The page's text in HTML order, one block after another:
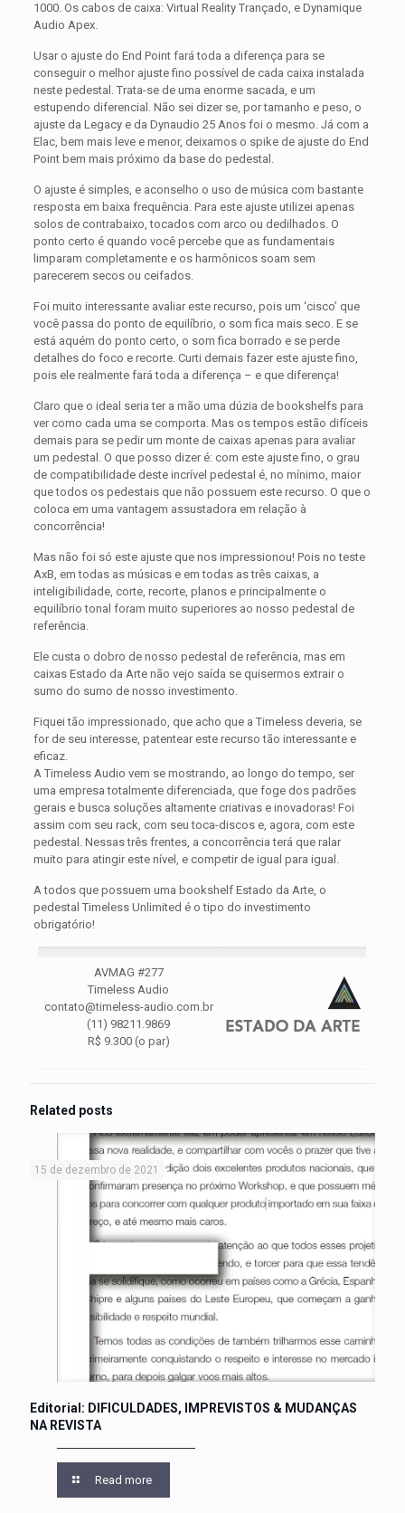
1000. Os cabos de caixa: Virtual Reality Trançado, e Dynamique
Audio Apex.
Usar o ajuste do End Point fará toda a diferença para se
conseguir o melhor ajuste fino possível de cada caixa instalada
neste pedestal. Trata-se de uma enorme sacada, e um
estupendo diferencial. Não sei dizer se, por tamanho e peso, o
ajuste da Legacy e da Dynaudio 25 Anos foi o mesmo. Já com a
Elac, bem mais leve e menor, deixamos o spike de ajuste do End
Point bem mais próximo da base do pedestal.
O ajuste é simples, e aconselho o uso de música com bastante
resposta em baixa frequência. Para este ajuste utilizei apenas
solos de contrabaixo, tocados com arco ou dedilhados. O
ponto certo é quando você percebe que as fundamentais
limparam completamente e os harmônicos soam sem
parecerem secos ou ceifados.
Foi muito interessante avaliar este recurso, pois um ‘cisco’ que
você passa do ponto de equilíbrio, o som fica mais seco. E se
está aquém do ponto certo, o som fica borrado e se perde
detalhes do foco e recorte. Curti demais fazer este ajuste fino,
pois ele realmente fará toda a diferença – e que diferença!
Claro que o ideal seria ter a mão uma dúzia de bookshelfs para
ver como cada uma se comporta. Mas os tempos estão difíceis
demais para se pedir um monte de caixas apenas para avaliar
um pedestal. O que posso dizer é: com este ajuste fino, o grau
de compatibilidade deste incrível pedestal é, no mínimo, maior
que todos os pedestais que não possuem este recurso. O que o
coloca em uma vantagem assustadora em relação à
concorrência!
Mas não foi só este ajuste que nos impressionou! Pois no teste
AxB, em todas as músicas e em todas as três caixas, a
inteligibilidade, corte, recorte, planos e principalmente o
equilíbrio tonal foram muito superiores ao nosso pedestal de
referência.
Ele custa o dobro de nosso pedestal de referência, mas em
caixas Estado da Arte não vejo saída se quisermos extrair o
sumo do sumo de nosso investimento.
Fiquei tão impressionado, que acho que a Timeless deveria, se
for de seu interesse, patentear este recurso tão interessante e
eficaz.
A Timeless Audio vem se mostrando, ao longo do tempo, ser
uma empresa totalmente diferenciada, que foge dos padrões
gerais e busca soluções altamente criativas e inovadoras! Foi
assim com seu rack, com seu toca-discos e, agora, com este
pedestal. Nessas três frentes, a concorrência terá que ralar
muito para atingir este nível, e competir de igual para igual.
A todos que possuem uma bookshelf Estado da Arte, o
pedestal Timeless Unlimited é o tipo do investimento
obrigatório!
AVMAG #277
Timeless Audio
contato@timeless-audio.com.br
(11) 98211.9869
R$ 9.300 (o par)
Related posts
15 de dezembro de 2021
Editorial: DIFICULDADES, IMPREVISTOS & MUDANÇAS
NA REVISTA
Read more